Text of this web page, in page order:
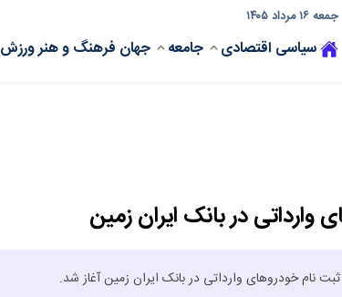
جمعه ۱۶ مرداد ۱۴۰۵
سیاسی اقتصادی جامعه جهان فرهنگ و هنرورزش
وارداتی در بانک ایران زمین
نام خودروهای وارداتی در بانک ایران زمین آغاز شد.